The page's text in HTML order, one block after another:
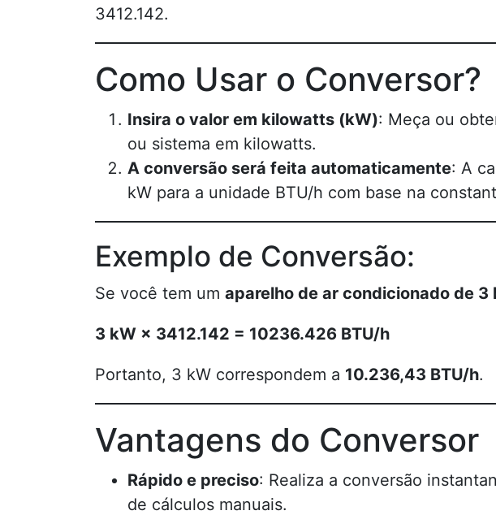
3412.142.
Como Usar o Conversor?
Insira o valor em kilowatts (kW): Meça ou
ou sistema em kilowatts.
A conversão será feita automaticamente: A
kW para a unidade BTU/h com base na
Exemplo de Conversão:
Se você tem um aparelho de ar condicionado de 3
3 kW × 3412.142 = 10236.426 BTU/h
Portanto, 3 kW correspondem a 10.236,43 BTU/h.
Vantagens do Conversor
Rápido e preciso: Realiza a conversão
de cálculos manuais.